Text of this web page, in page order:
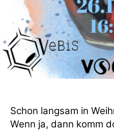
Schon langsam in
Wenn ja, dann komm